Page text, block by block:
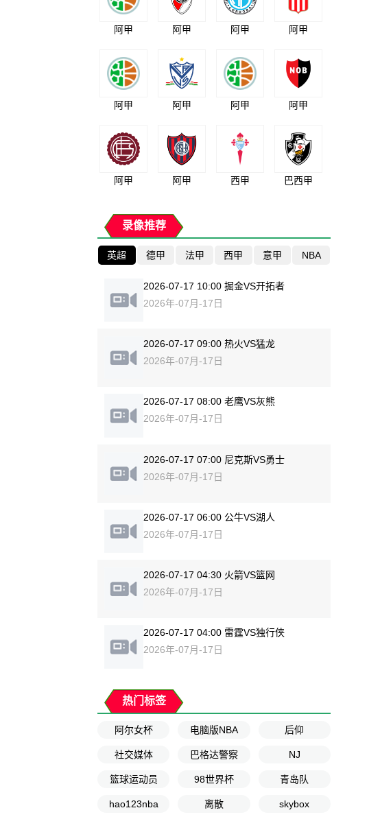
阿甲 阿甲 阿甲 阿甲
阿甲 阿甲 阿甲 阿甲
阿甲 阿甲 西甲 巴西甲
录像推荐
英超 德甲 法甲 西甲 意甲 NBA
2026-07-17 10:00 掘金VS开拓者
2026年-07月-17日
2026-07-17 09:00 热火VS猛龙
2026年-07月-17日
2026-07-17 08:00 老鹰VS灰熊
2026年-07月-17日
2026-07-17 07:00 尼克斯VS勇士
2026年-07月-17日
2026-07-17 06:00 公牛VS湖人
2026年-07月-17日
2026-07-17 04:30 火箭VS篮网
2026年-07月-17日
2026-07-17 04:00 雷霆VS独行侠
2026年-07月-17日
热门标签
阿尔女杯 电脑版NBA 后仰
社交媒体 巴格达警察 NJ
篮球运动员 98世界杯 青岛队
hao123nba 离散 skybox